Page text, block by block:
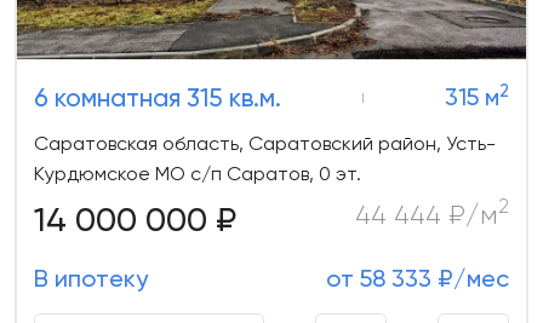
6 комнатная 315 кв.м. 315 м2
Саратовская область, Саратовский район, Усть-
Курдюмское МО с/п Саратов, 0 эт.
14 000 000 ₽ 44 444 ₽/м2
В ипотеку от 58 333 ₽/мес